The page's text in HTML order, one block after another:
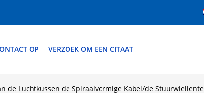
OP VERZOEK OM EEN CITAAT
de Luchtkussen de Spiraalvormige Kabel/de Stuurwiellente